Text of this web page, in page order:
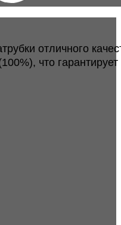
отличного
что